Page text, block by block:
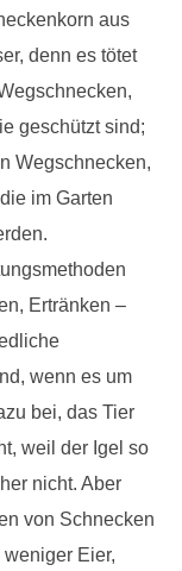
aus
denn es tötet
geschützt sind;
Wegschnecken,
im Garten
Ertränken –
wenn es um
bei, das Tier
weil der Igel so
nicht. Aber
von Schnecken
Eier,